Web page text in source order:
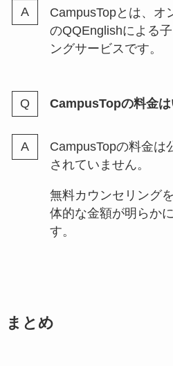
CampusTopとは、オ
のQQEnglishによる
ングサービスです。
CampusTopの料金は
CampusTopの料金は
されていません。
無料カウンセリング
体的な金額が明らか
す。
まとめ